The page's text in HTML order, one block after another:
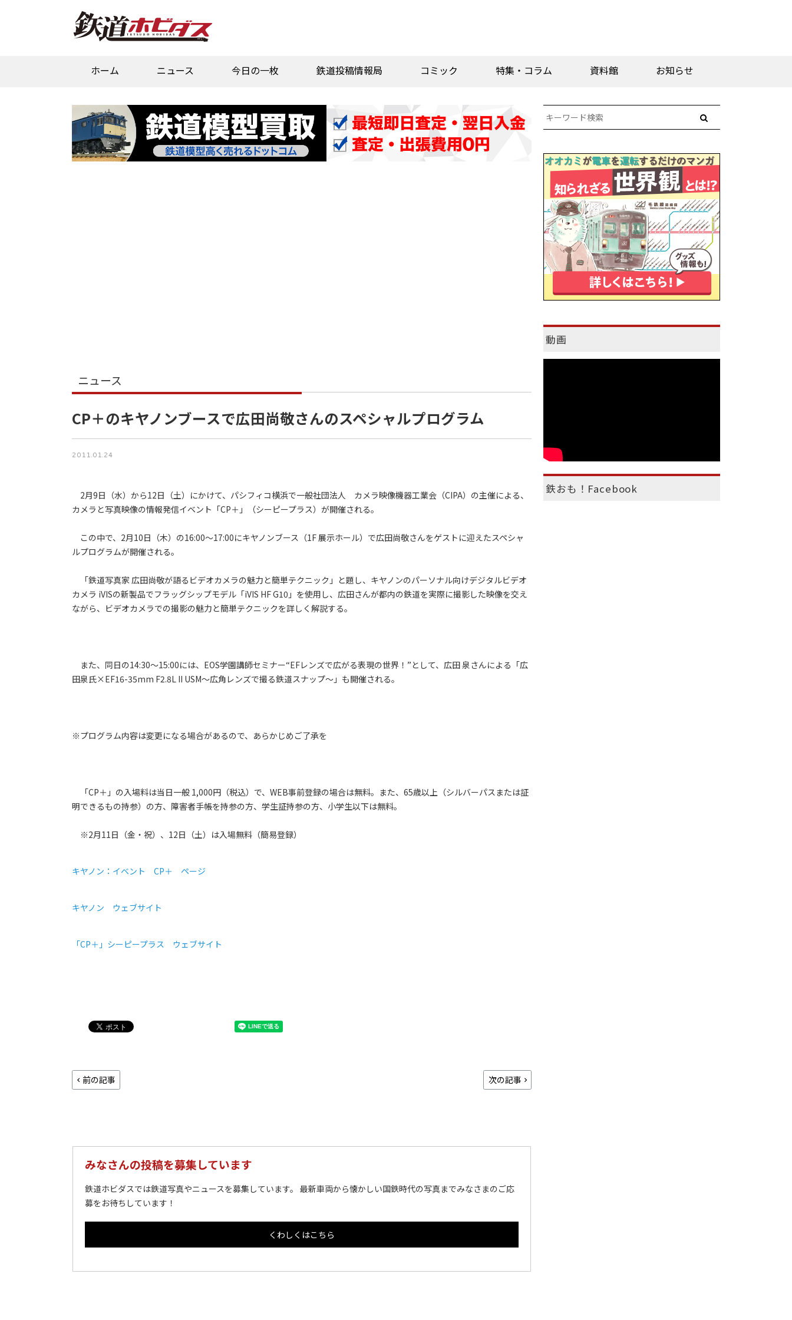
ホーム ニュース 今日の一枚 鉄道投稿情報局 コミック 特集・コラム 資料館 お知らせ
ニュース
CP＋のキヤノンブースで広田尚敬さんのスペシャルプログラム
2011.01.24
2月9日（水）から12日（土）にかけて、パシフィコ横浜で一般社団法人 カメラ映像機器工業会（CIPA）の主催による、
カメラと写真映像の情報発信イベント「CP＋」（シーピープラス）が開催される。
この中で、2月10日（木）の16:00～17:00にキヤノンブース（1F 展示ホール）で広田尚敬さんをゲストに迎えたスペシャ
ルプログラムが開催される。
「鉄道写真家 広田尚敬が語るビデオカメラの魅力と簡単テクニック」と題し、キヤノンのパーソナル向けデジタルビデオ
カメラ iVISの新製品でフラッグシップモデル「iVIS HF G10」を使用し、広田さんが都内の鉄道を実際に撮影した映像を交え
ながら、ビデオカメラでの撮影の魅力と簡単テクニックを詳しく解説する。
また、同日の14:30～15:00には、EOS学園講師セミナー“EFレンズで広がる表現の世界！”として、広田 泉さんによる「広
田泉氏×EF16-35mm F2.8L II USM～広角レンズで撮る鉄道スナップ～」も開催される。
※プログラム内容は変更になる場合があるので、あらかじめご了承を
「CP＋」の入場料は当日一般 1,000円（税込）で、WEB事前登録の場合は無料。また、65歳以上（シルバーパスまたは証
明できるもの持参）の方、障害者手帳を持参の方、学生証持参の方、小学生以下は無料。
※2月11日（金・祝）、12日（土）は入場無料（簡易登録）
キヤノン：イベント CP＋ ページ
キヤノン ウェブサイト
「CP＋」シーピープラス ウェブサイト
前の記事 次の記事
みなさんの投稿を募集しています
鉄道ホビダスでは鉄道写真やニュースを募集しています。 最新車両から懐かしい国鉄時代の写真までみなさまのご応
募をお待ちしています！
くわしくはこちら
動画
鉄おも！Facebook